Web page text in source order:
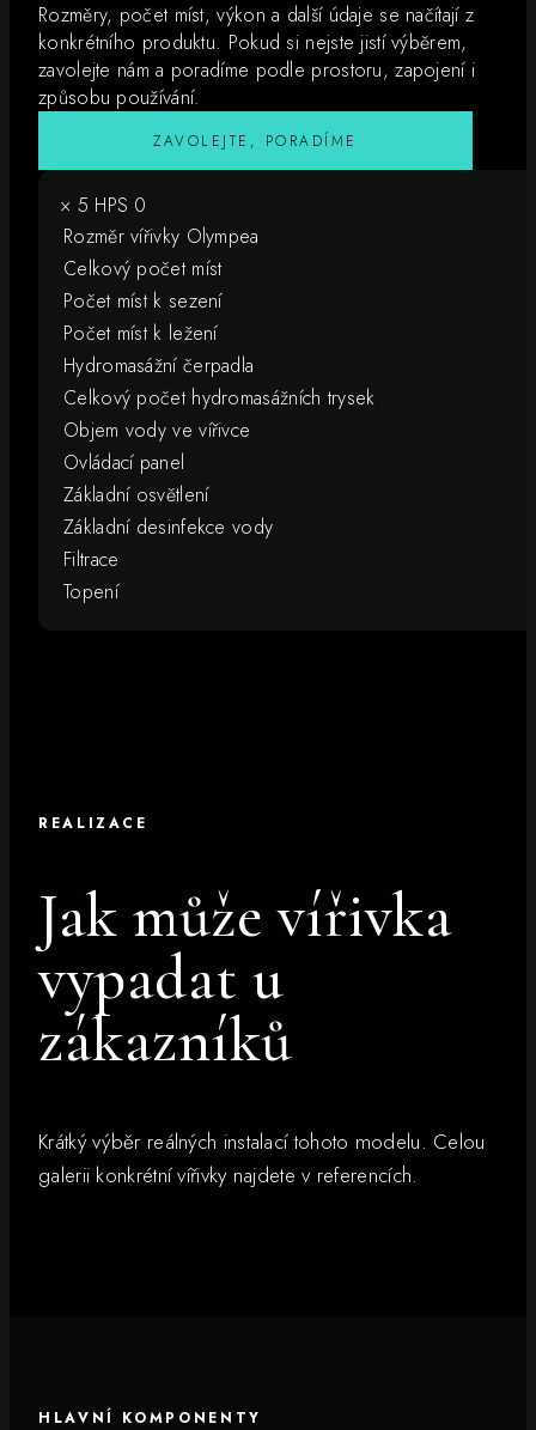
Rozměry, počet míst, výkon a další údaje se načítají z
konkrétního produktu. Pokud si nejste jistí výběrem,
zavolejte nám a poradíme podle prostoru, zapojení i
způsobu používání.
ZAVOLEJTE, PORADÍME
× 5 HPS 0
Rozměr vířivky Olympea
Celkový počet míst
Počet míst k sezení
Počet míst k ležení
Hydromasážní čerpadla
Celkový počet hydromasážních trysek
Objem vody ve vířivce
Ovládací panel
Základní osvětlení
Základní desinfekce vody
Filtrace
Topení
REALIZACE
Jak může vířivka
vypadat u
zákazníků
Krátký výběr reálných instalací tohoto modelu. Celou
galerii konkrétní vířivky najdete v referencích.
HLAVNÍ KOMPONENTY